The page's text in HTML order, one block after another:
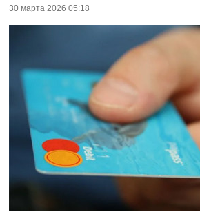
30 марта 2026 05:18